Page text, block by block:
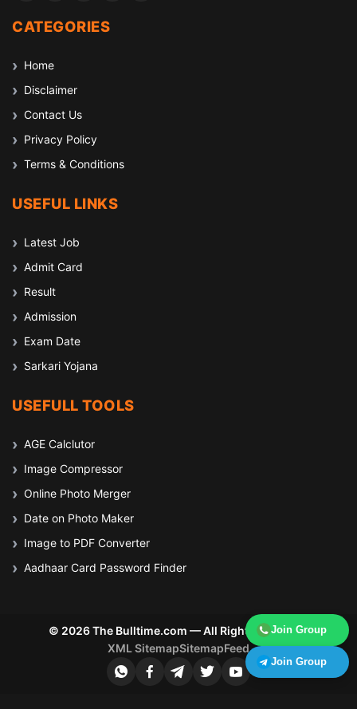
Join Group
Join Group
CATEGORIES
Home
Disclaimer
Contact Us
Privacy Policy
Terms & Conditions
USEFUL LINKS
Latest Job
Admit Card
Result
Admission
Exam Date
Sarkari Yojana
USEFULL TOOLS
AGE Calclutor
Image Compressor
Online Photo Merger
Date on Photo Maker
Image to PDF Converter
Aadhaar Card Password Finder
© 2026 The Bulltime.com — All Rights Reserved
XML SitemapSitemapFeed